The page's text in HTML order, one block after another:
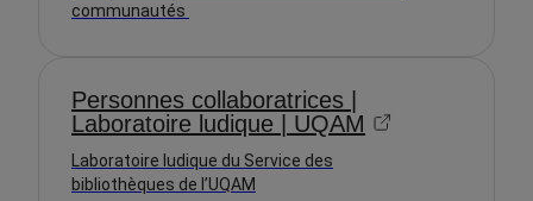
communautés
Personnes collaboratrices |
Laboratoire ludique | UQAM
Laboratoire ludique du Service des
bibliothèques de l’UQAM